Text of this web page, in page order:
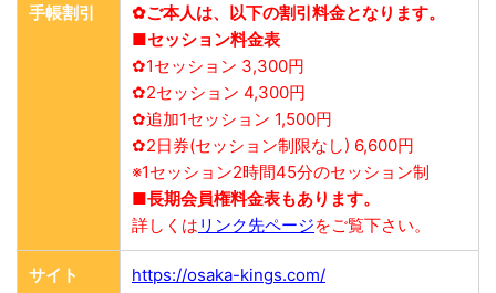
手帳割引
✿ご本人は、以下の割引料金となります。
■セッション料金表
✿1セッション 3,300円
✿2セッション 4,300円
✿追加1セッション 1,500円
✿2日券(セッション制限なし) 6,600円
※1セッション2時間45分のセッション制
■長期会員権料金表もあります。
詳しくは リンク先ページをご覧下さい。
サイト
https://osaka-kings.com/